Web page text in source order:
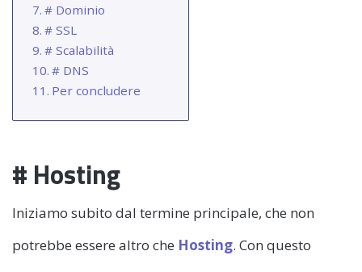
# Dominio
# SSL
# Scalabilità
# DNS
Per concludere
# Hosting
Iniziamo subito dal termine principale, che non
potrebbe essere altro che Hosting. Con questo